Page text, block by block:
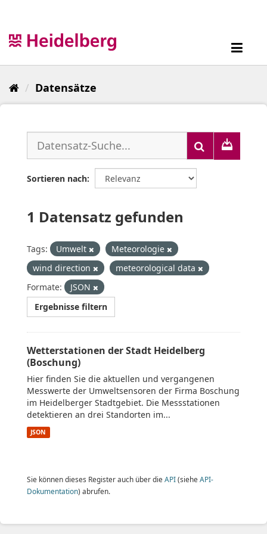
Datensätze
Sortieren nach
1 Datensatz gefunden
Tags: Umwelt
Meteorologie
wind direction
meteorological data
Formate:
JSON
Ergebnisse filtern
Wetterstationen der Stadt Heidelberg
(Boschung)
Hier finden Sie die aktuellen und vergangenen
Messwerte der Umweltsensoren der Firma Boschung
im Heidelberger Stadtgebiet. Die Messstationen
detektieren an drei Standorten im...
JSON
Sie können dieses Register auch über die API(siehe API-
Dokumentation) abrufen.